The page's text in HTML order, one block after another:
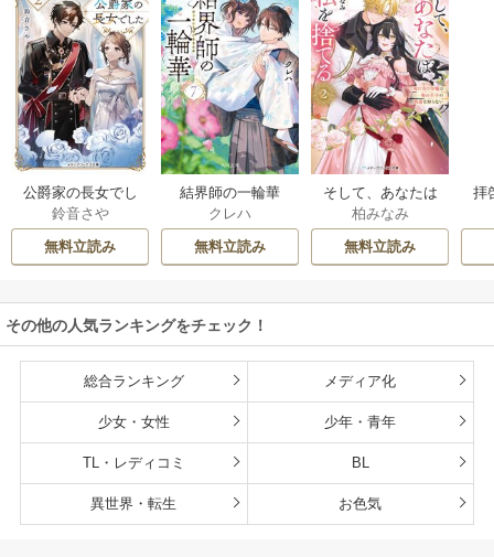
公爵家の長女でし
た
鈴音さや
無料立読み
結界師の一輪華
クレハ
無料立読み
そして、あなたは
私を捨てる
柏みなみ
無料立読み
拝
その他の人気ランキングをチェック！
総合ランキング メディア化
少女・女性 少年・青年
TL・レディコミ BL
異世界・転生 お色気